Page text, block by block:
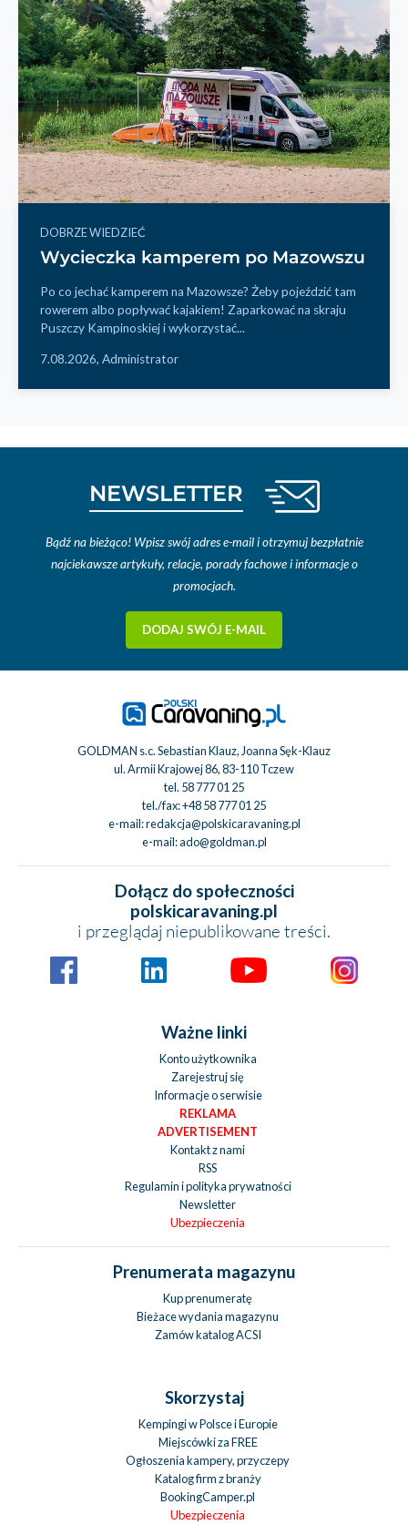
DOBRZE WIEDZIEĆ
Wycieczka kamperem po Mazowszu
Po co jechać kamperem na Mazowsze? Żeby pojeździć tam
rowerem albo popływać kajakiem! Zaparkować na skraju
Puszczy Kampinoskiej i wykorzystać...
7.08.2026, Administrator
NEWSLETTER
Bądź na bieżąco! Wpisz swój adres e-mail i otrzymuj bezpłatnie
najciekawsze artykuły, relacje, porady fachowe i informacje o
promocjach.
DODAJ SWÓJ E-MAIL
GOLDMAN s.c. Sebastian Klauz, Joanna Sęk-Klauz
ul. Armii Krajowej 86, 83-110 Tczew
tel. 58 777 01 25
tel./fax:+48 58 777 01 25
e-mail:redakcja@polskicaravaning.pl
e-mail:ado@goldman.pl
Dołącz do społeczności
polskicaravaning.pl
i przeglądaj niepublikowane treści.
Ważne linki
Konto użytkownika
Zarejestruj się
Informacje o serwisie
REKLAMA
ADVERTISEMENT
Kontakt z nami
RSS
Regulamin i polityka prywatności
Newsletter
Ubezpieczenia
Prenumerata magazynu
Kup prenumeratę
Bieżace wydania magazynu
Zamów katalog ACSI
Skorzystaj
Kempingi w Polsce i Europie
Miejscówki za FREE
Ogłoszenia kampery, przyczepy
Katalog firm z branży
BookingCamper.pl
Ubezpieczenia